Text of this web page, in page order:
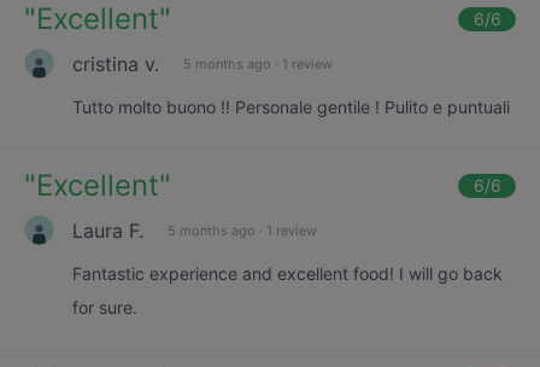
"Excellent" 6/6
cristina v. 5 months ago · 1 review
Tutto molto buono !! Personale gentile ! Pulito e puntuali
"Excellent" 6/6
Laura F. 5 months ago · 1 review
Fantastic experience and excellent food! I will go back
for sure.